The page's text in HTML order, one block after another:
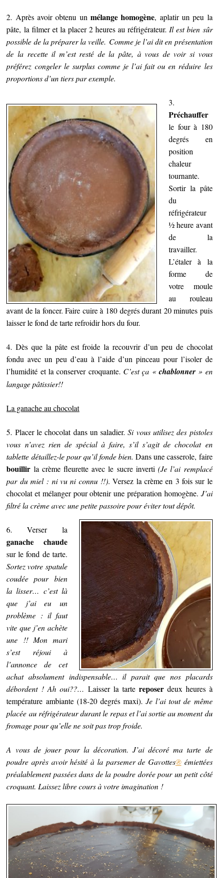
2. Après avoir obtenu un mélange homogène, aplatir un peu la
pâte, la filmer et la placer 2 heures au réfrigérateur.Il est bien sûr
possible de la préparer la veille. Comme je l’ai dit en présentation
de la recette il m’est resté de la pâte, à vous de voir si vous
préférez congeler le surplus comme je l’ai fait ou en réduire les
proportions d’un tiers par exemple.
3.
Préchauffer
le four à 180
degrés en
position
chaleur
tournante.
Sortir la pâte
du
réfrigérateur
½ heure avant
de la
travailler.
L’étaler à la
forme de
votre moule
au rouleau
avant de la foncer. Faire cuire à 180 degrés durant 20 minutes puis
laisser le fond de tarte refroidir hors du four.
4. Dès que la pâte est froide la recouvrir d’un peu de chocolat
fondu avec un peu d’eau à l’aide d’un pinceau pour l’isoler de
l’humidité et la conserver croquante. C’est ça « chablonner» en
langage pâtissier!!
La ganache au chocolat
5. Placer le chocolat dans un saladier.Si vous utilisez des pistoles
vous n’avez rien de spécial à faire, s’il s’agit de chocolat en
tablette détaillez-le pour qu’il fonde bien.Dans une casserole, faire
bouillir la crème fleurette avec le sucre inverti(Je l’ai remplacé
par du miel : ni vu ni connu !!). Versez la crème en 3 fois sur le
chocolat et mélanger pour obtenir une préparation homogène. J’ai
filtré la crème avec une petite passoire pour éviter tout dépôt.
6. Verser la
ganache chaude
sur le fond de tarte.
Sortez votre spatule
coudée pour bien
la lisser… c’est là
que j’ai eu un
problème : il faut
vite que j’en achète
une !! Mon mari
s’est réjoui à
l’annonce de cet
achat absolument indispensable… il parait que nos placards
débordent ! Ah oui??… Laisser la tarte reposerdeux heures à
température ambiante (18-20 degrés maxi).Je l’ai tout de même
placée au réfrigérateur durant le repas et l’ai sortie au moment du
fromage pour qu’elle ne soit pas trop froide.
A vous de jouer pour la décoration. J’ai décoré ma tarte de
poudre après avoir hésité à la parsemer de Gavottes®émiettées
préalablement passées dans de la poudre dorée pour un petit côté
croquant. Laissez libre cours à votre imagination !